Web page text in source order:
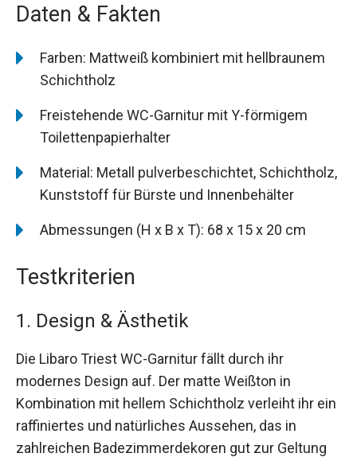
Daten & Fakten
Farben: Mattweiß kombiniert mit hellbraunem
Schichtholz
Freistehende WC-Garnitur mit Y-förmigem
Toilettenpapierhalter
Material: Metall pulverbeschichtet, Schichtholz,
Kunststoff für Bürste und Innenbehälter
Abmessungen (H x B x T): 68 x 15 x 20 cm
Testkriterien
1. Design & Ästhetik
Die Libaro Triest WC-Garnitur fällt durch ihr
modernes Design auf. Der matte Weißton in
Kombination mit hellem Schichtholz verleiht ihr ein
raffiniertes und natürliches Aussehen, das in
zahlreichen Badezimmerdekoren gut zur Geltung